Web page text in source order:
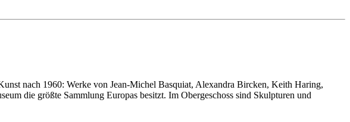
nach 1960: Werke von Jean-Michel Basquiat, Alexandra Bircken, Keith Haring,
die größte Sammlung Europas besitzt. Im Obergeschoss sind Skulpturen und